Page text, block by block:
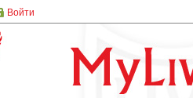
Войти